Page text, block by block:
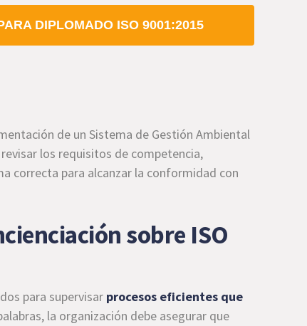
DIPLOMADO ISO 9001:2015
de un Sistema de Gestión Ambiental
los requisitos de competencia,
correcta para alcanzar la conformidad con
sobre ISO
para supervisar procesos eficientes que
la organización debe asegurar que